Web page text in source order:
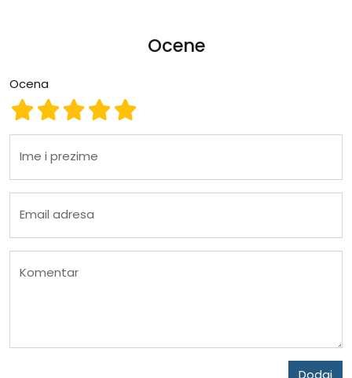
Ocene
Ocena
Ocena 5
Ocena 4
Ocena 3
Ocena 2
Ocena 1
Ime i prezime
Email adresa
Komentar